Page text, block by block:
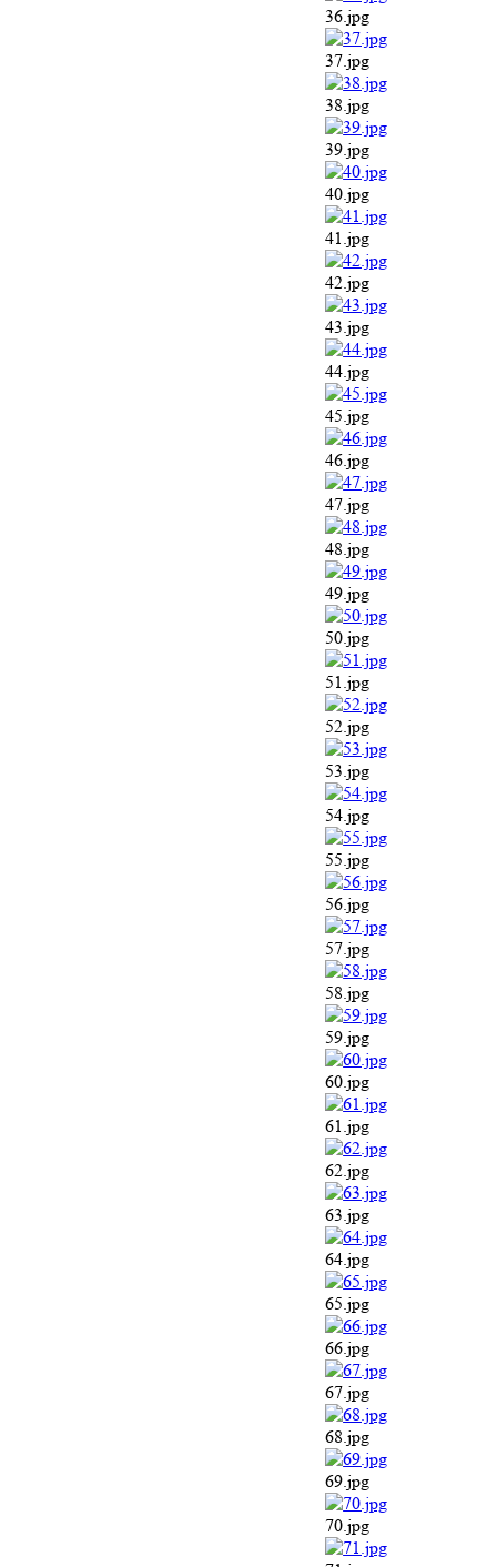
36.jpg
37.jpg
38.jpg
39.jpg
40.jpg
41.jpg
42.jpg
43.jpg
44.jpg
45.jpg
46.jpg
47.jpg
48.jpg
49.jpg
50.jpg
51.jpg
52.jpg
53.jpg
54.jpg
55.jpg
56.jpg
57.jpg
58.jpg
59.jpg
60.jpg
61.jpg
62.jpg
63.jpg
64.jpg
65.jpg
66.jpg
67.jpg
68.jpg
69.jpg
70.jpg